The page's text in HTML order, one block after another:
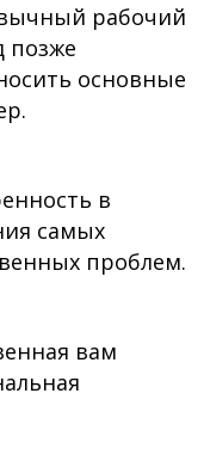
рабочий
позже
основные
в
самых
проблем.
вам